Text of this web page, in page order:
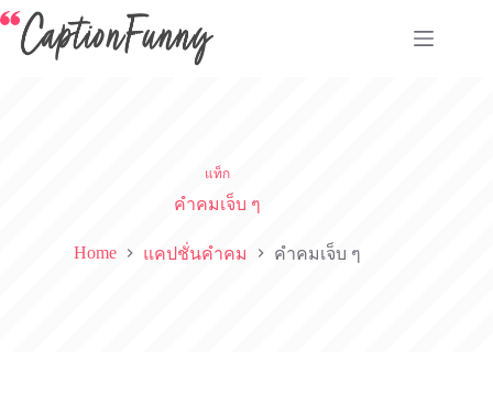
Skip
to
content
แท็ก
คำคมเจ็บ ๆ
Home แคปชั่นคำคม คำคมเจ็บ ๆ